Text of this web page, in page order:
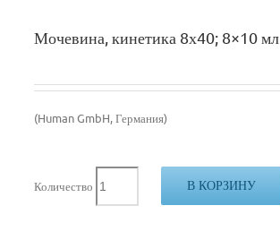
Мочевина, кинетика 8х40; 8×10 мл.
(Human GmbH, Германия)
Количество В КОРЗИНУ